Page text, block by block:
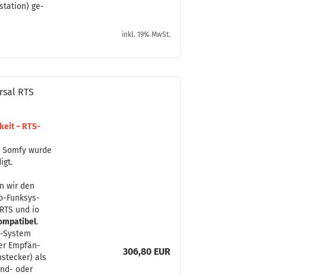
ge­
inkl. 19% MwSt.
RTS
– RTS-​
Somfy wurde
wir den
​Funk­sys­
und io
.
Emp­fän­
als
oder
306,80 EUR